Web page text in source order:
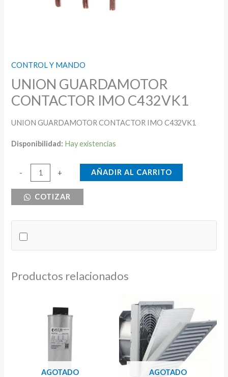
CONTROL Y MANDO
UNION GUARDAMOTOR
CONTACTOR IMO C432VK1
UNION GUARDAMOTOR CONTACTOR IMO C432VK1
Disponibilidad: Hay existencias
-
GUARDAMOTOR
CONTACTOR
cantidad
+ AÑADIR AL CARRITO
COTIZAR
Productos relacionados
AGOTADO AGOTADO